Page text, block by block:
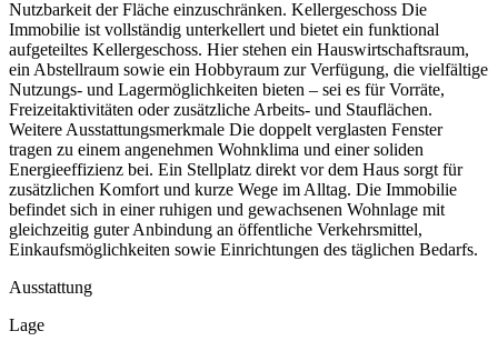
Nutzbarkeit der Fläche einzuschränken. Kellergeschoss Die
Immobilie ist vollständig unterkellert und bietet ein funktional
aufgeteiltes Kellergeschoss. Hier stehen ein Hauswirtschaftsraum,
ein Abstellraum sowie ein Hobbyraum zur Verfügung, die vielfältige
Nutzungs- und Lagermöglichkeiten bieten – sei es für Vorräte,
Freizeitaktivitäten oder zusätzliche Arbeits- und Stauflächen.
Weitere Ausstattungsmerkmale Die doppelt verglasten Fenster
tragen zu einem angenehmen Wohnklima und einer soliden
Energieeffizienz bei. Ein Stellplatz direkt vor dem Haus sorgt für
zusätzlichen Komfort und kurze Wege im Alltag. Die Immobilie
befindet sich in einer ruhigen und gewachsenen Wohnlage mit
gleichzeitig guter Anbindung an öffentliche Verkehrsmittel,
Einkaufsmöglichkeiten sowie Einrichtungen des täglichen Bedarfs.
Ausstattung
Lage